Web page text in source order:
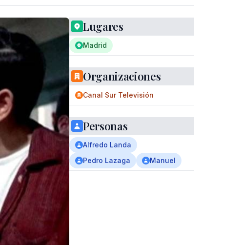
Lugares
Madrid
Organizaciones
Canal Sur Televisión
Personas
Alfredo Landa
Pedro Lazaga
Manuel